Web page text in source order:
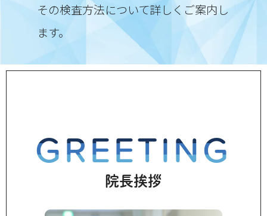
その検査方法について詳しくご案内し
ます。
GREETING
院長挨拶